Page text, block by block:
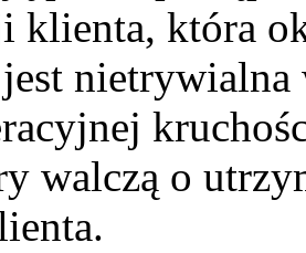
klienta, która
walczą o